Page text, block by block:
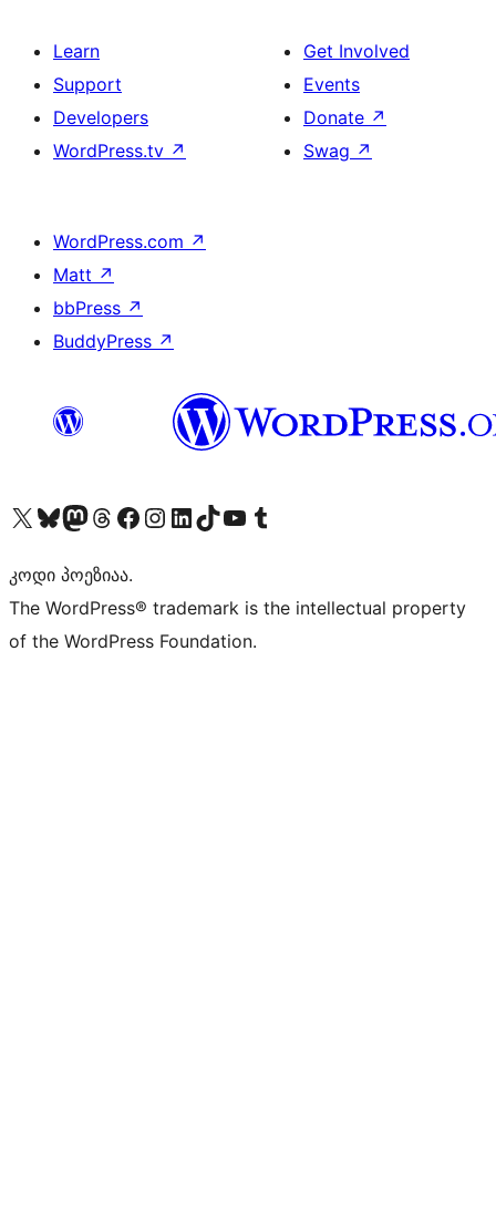
Learn
Support
Developers
WordPress.tv ↗
Get Involved
Events
Donate ↗
Swag ↗
WordPress.com ↗
Matt ↗
bbPress ↗
BuddyPress ↗
Visit our X (formerly Twitter) account
Visit our Bluesky account
Visit our Mastodon account
Visit our Threads account
Visit our Facebook page
Visit our Instagram account
Visit our LinkedIn account
Visit our TikTok account
Visit our YouTube channel
Visit our Tumblr account
კოდი პოეზიაა.
The WordPress® trademark is the intellectual property
of the WordPress Foundation.